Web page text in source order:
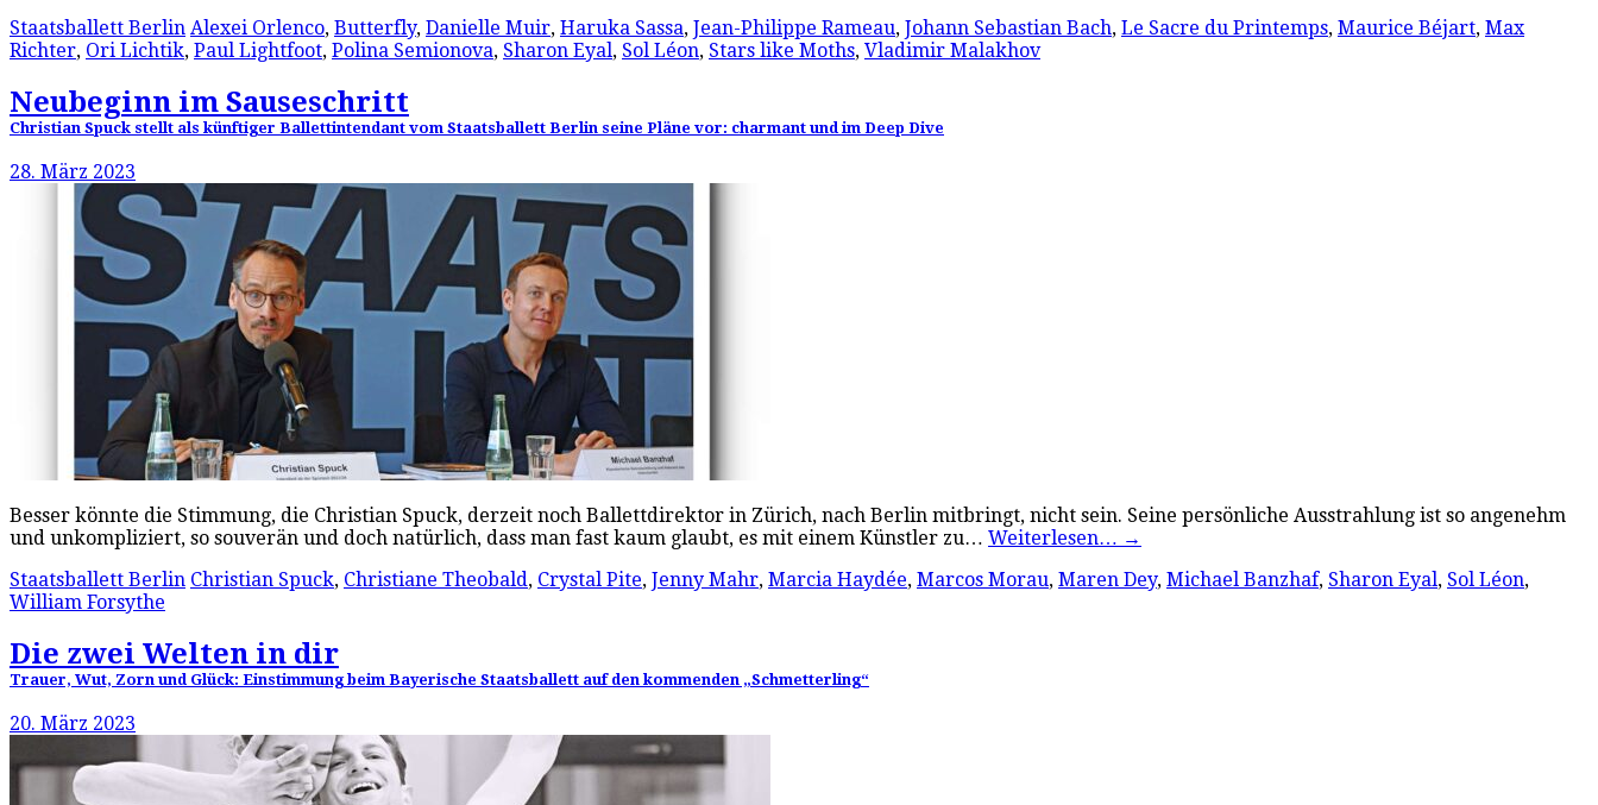
Staatsballett Berlin Alexei Orlenco, Butterfly, Danielle Muir, Haruka Sassa, Jean-Philippe Rameau, Johann Sebastian Bach, Le Sacre du Printemps, Maurice Béjart, Max
Richter, Ori Lichtik, Paul Lightfoot, Polina Semionova, Sharon Eyal, Sol Léon, Stars like Moths, Vladimir Malakhov
Neubeginn im Sauseschritt
Christian Spuck stellt als künftiger Ballettintendant vom Staatsballett Berlin seine Pläne vor: charmant und im Deep Dive
28. März 2023
Besser könnte die Stimmung, die Christian Spuck, derzeit noch Ballettdirektor in Zürich, nach Berlin mitbringt, nicht sein. Seine persönliche Ausstrahlung ist so angenehm
und unkompliziert, so souverän und doch natürlich, dass man fast kaum glaubt, es mit einem Künstler zu… Weiterlesen… →
Staatsballett Berlin Christian Spuck, Christiane Theobald, Crystal Pite, Jenny Mahr, Marcia Haydée, Marcos Morau, Maren Dey, Michael Banzhaf, Sharon Eyal, Sol Léon,
William Forsythe
Die zwei Welten in dir
Trauer, Wut, Zorn und Glück: Einstimmung beim Bayerische Staatsballett auf den kommenden „Schmetterling“
20. März 2023